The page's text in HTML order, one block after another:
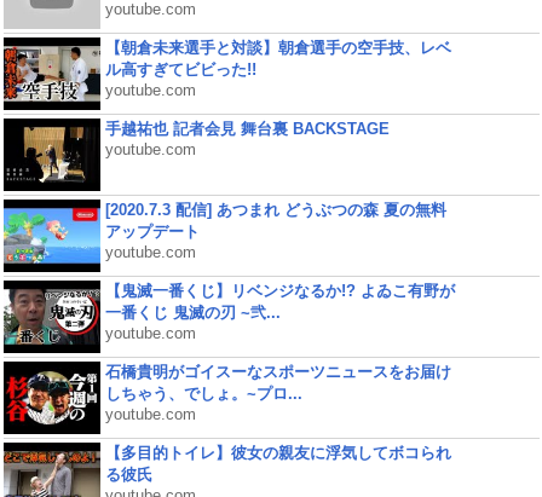
youtube.com
【朝倉未来選手と対談】朝倉選手の空手技、レベ
ル高すぎてビビった!!
youtube.com
手越祐也 記者会見 舞台裏 BACKSTAGE
youtube.com
[2020.7.3 配信] あつまれ どうぶつの森 夏の無料
アップデート
youtube.com
【鬼滅一番くじ】リベンジなるか!? よゐこ有野が
一番くじ 鬼滅の刃 ~弐...
youtube.com
石橋貴明がゴイスーなスポーツニュースをお届け
しちゃう、でしょ。~プロ...
youtube.com
【多目的トイレ】彼女の親友に浮気してボコられ
る彼氏